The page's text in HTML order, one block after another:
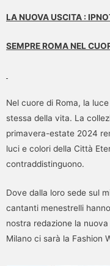
LA NUOVA USCITA :
SEMPRE ROMA NEL
Nel cuore di Roma, la
stessa della vita. La
primavera-estate 2024
luci e colori della Città
contraddistinguono.
Dove dalla loro sede sul
cantanti menestrelli
nostra redazione la
Milano ci sarà la Fashion